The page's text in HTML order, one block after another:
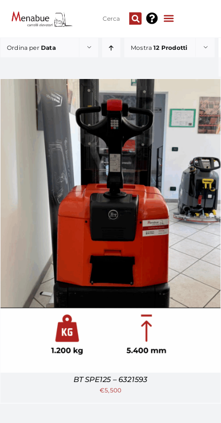
Ordina per Data Mostra12 Prodotti
BT SPE125 – 6321593
€5,500